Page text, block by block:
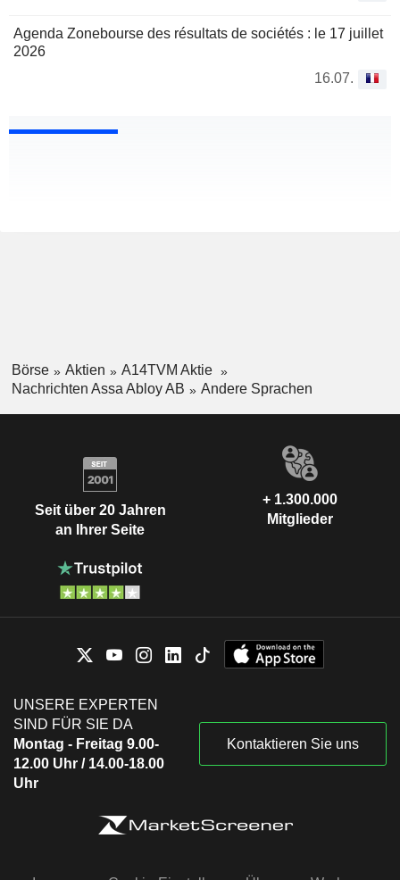
Agenda Zonebourse des résultats de sociétés : le 17 juillet
2026
16.07.
Börse Aktien
A14TVM Aktie
Nachrichten Assa Abloy AB
Andere Sprachen
Seit über 20 Jahren
an Ihrer Seite
+ 1.300.000
Mitglieder
UNSERE EXPERTEN
SIND FÜR SIE DA
Montag - Freitag 9.00-
12.00 Uhr / 14.00-18.00
Uhr
Kontaktieren Sie uns